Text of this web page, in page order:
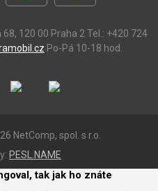
68, 120 00 Praha 2 Tel.: +420 724
Po-Pá 10-18 hod.
NetComp, spol. s r.o.
PESL.NAME
tak jak ho znáte